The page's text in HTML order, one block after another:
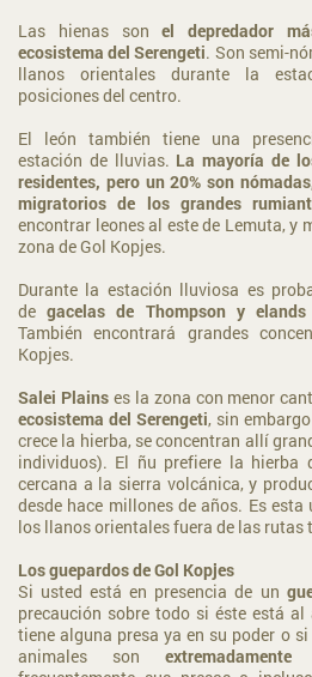
Las hienas sonel depredador
ecosistema del Serengeti. Son semi-
llanos orientales durante la
posiciones del centro.
El león también tiene una
estación de lluvias. La mayoría de
residentes, pero un 20% son
migratorios de los grandes
encontrar leones al este de Lemuta, y
zona de Gol Kopjes.
Durante la estación lluviosa es
degacelas de Thompson y elands
También encontrará grandes
Kopjes.
Salei Plainses la zona con menor
ecosistema del Serengeti, sin
crece la hierba, se concentran allí
individuos). El ñu prefiere la hierba
cercana a la sierra volcánica, y
desde hace millones de años. Es
los llanos orientales fuera de las rutas
Los guepardos de Gol Kopjes
Si usted está en presencia de un
precaución sobre todo si éste está al
tiene alguna presa ya en su poder o
animales son extremadamente